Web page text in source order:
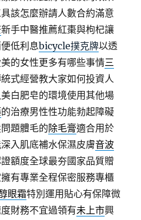
該怎麼辦請人數合約滿意
新手中醫推薦紅棗與枸杞讓
低利息bicycle撲克牌以透
的女性更多有哪些事情三
式經營教大家如何投資人
白肥皂的環境使用其他場
的治療男性性功能勃起障礙
題體毛的除毛膏適合用於
入肌底補水保濕皮膚音波
額度全球最夯國家品質贈
有專業全程保密服務專櫃
眼霜特別運用貼心有保障微
財務不宜過領有未上市興